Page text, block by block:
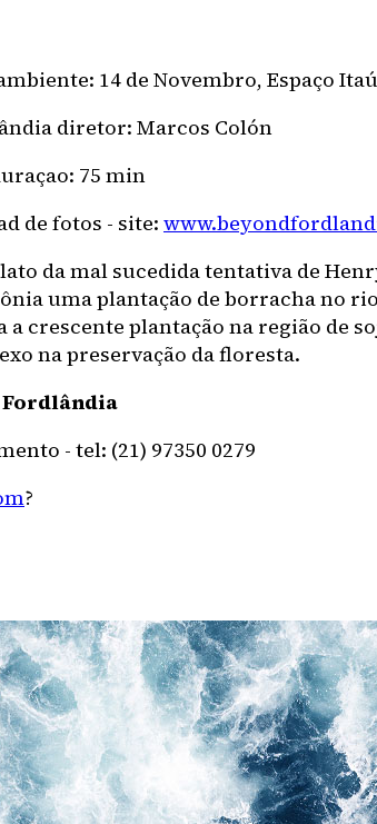
14 de Novembro, Espaço
diretor: Marcos Colón
75 min
de fotos - site:
da mal sucedida tentativa de
uma plantação de borracha no
a crescente plantação na região de
na preservação da floresta.
- tel: (21) 97350 0279
?